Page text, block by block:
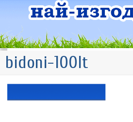
bidoni-100lt